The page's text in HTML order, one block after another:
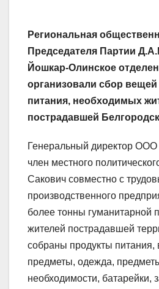
Региональная
Председателя Партии
Йошкар-Олинское
организовали сбор
питания, необходимых
пострадавшей
Генеральный директор
член местного
Сакович совместно с
производственного
более тонны гуманитарной
жителей пострадавшей
собраны продукты
предметы, одежда,
необходимости, батарейки,